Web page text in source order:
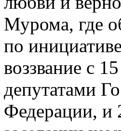
Мурома, где
по
воззвание с
депутатами
Федерации, и